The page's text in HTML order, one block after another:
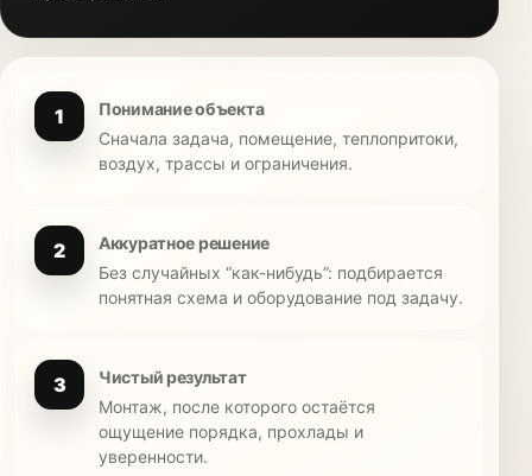
1
Понимание объекта
Сначала задача, помещение, теплопритоки,
воздух, трассы и ограничения.
2
Аккуратное решение
Без случайных “как-нибудь”: подбирается
понятная схема и оборудование под задачу.
3
Чистый результат
Монтаж, после которого остаётся
ощущение порядка, прохлады и
уверенности.